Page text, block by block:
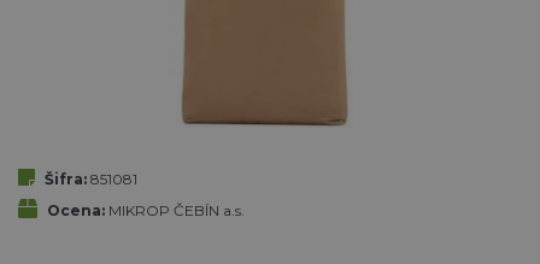
Šifra: 851081
Ocena: MIKROP ČEBÍN a.s.